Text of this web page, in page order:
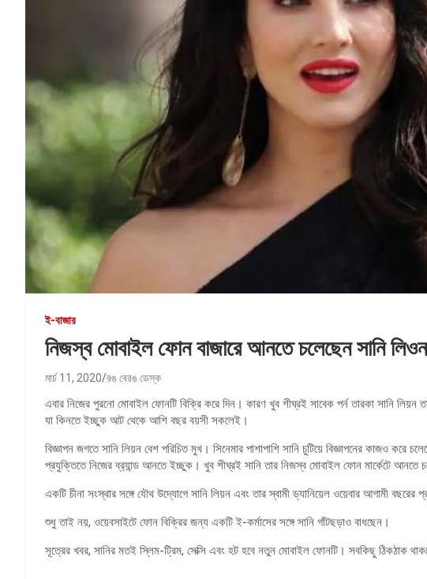
ই-বাজার
নিজস্ব মোবাইল ফোন বাজারে আনতে চলেছেন সানি লিওন
মার্চ 11, 2020 রঙ বেরঙ ডেস্ক
এবার নিজের পুরনো মোবাইল ফোনটি বিক্রি করে দিন। কারণ খুব শীঘ্রই সাবেক পর্ন তারকা সানি
যা কিনতে ইচ্ছুক আট থেকে আশি বছর বয়সী সকলেই।
বিজ্ঞাপন জগতে সানি লিয়ন বেশ পরিচিত মুখ। সিনেমার পাশাপাশি সানি চুটিয়ে বিজ্ঞাপনের কাজও করে
প্রযুক্তিতে নিজের ব্র‌্যান্ড আনতে ইচ্ছুক। খুব শীঘ্রই সানি তার নিজস্ব মোবাইল ফোন মার্কেটে আনতে
একটি চীনা সংস্থার সঙ্গে যৌথ উদ্যোগে সানি লিয়ন এবং তার স্বামী ড্যানিয়েল ওয়েবার আগামী
শুধু তাই নয়, ওয়েবসাইটে ফোন বিক্রির জন্য একটি ই-কর্মাসের সঙ্গে সানি গাঁটছড়াও বাধছেন।
সূত্রের খবর, সানির মতই স্লিম-ট্রিম, সেক্সি এবং হট হবে নতুন মোবাইল ফোনটি। সবকিছু ঠিকঠাক